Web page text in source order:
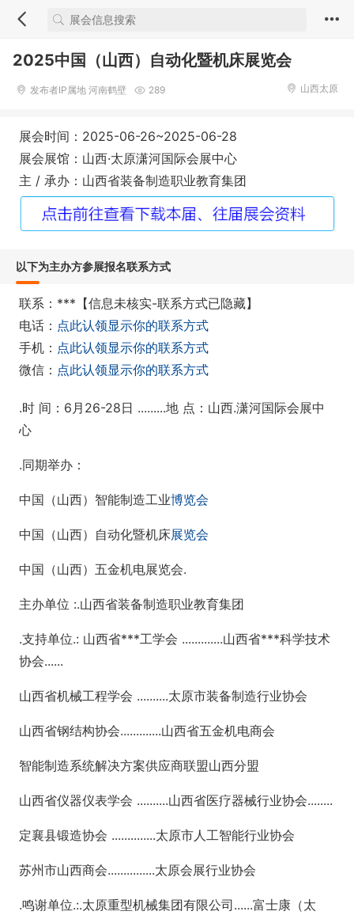
2025中国（山西）自动化暨机床展览会
发布者IP属地 河南鹤壁 289 山西太原
展会时间：2025-06-26~2025-06-28
展会展馆：山西·太原潇河国际会展中心
主 / 承办：山西省装备制造职业教育集团
以下为主办方参展报名联系方式
联系：***【信息未核实-联系方式已隐藏】
电话： 点此认领显示你的联系方式
手机： 点此认领显示你的联系方式
微信： 点此认领显示你的联系方式
.时 间：6月26-28日 .........地 点：山西.潇河国际会展中
心
.同期举办：
中国（山西）智能制造工业博览会
中国（山西）自动化暨机床展览会
中国（山西）五金机电展览会.
主办单位 :.山西省装备制造职业教育集团
.支持单位.: 山西省***工学会 .............山西省***科学技术
协会......
山西省机械工程学会 ..........太原市装备制造行业协会
山西省钢结构协会.............山西省五金机电商会
智能制造系统解决方案供应商联盟山西分盟
山西省仪器仪表学会 ..........山西省医疗器械行业协会........
定襄县锻造协会 ..............太原市人工智能行业协会
苏州市山西商会...............太原会展行业协会
.鸣谢单位.:.太原重型机械集团有限公司......富士康（太